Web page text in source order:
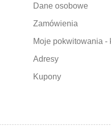
Dane osobowe
Zamówienia
Moje pokwitowania -
Adresy
Kupony